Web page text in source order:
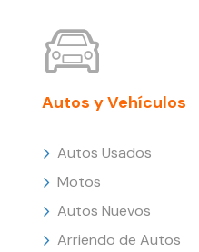
Autos y Vehículos
Autos Usados
Motos
Autos Nuevos
Arriendo de Autos